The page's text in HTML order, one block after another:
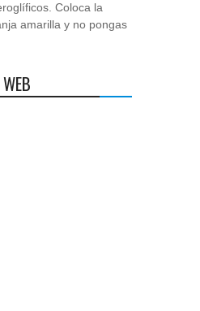
Coloca la
amarilla y no pongas